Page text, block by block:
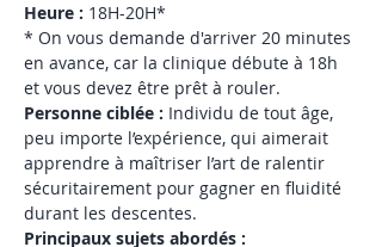
Heure : 18H-20H*
* On vous demande d'arriver 20 minutes
en avance, car la clinique débute à 18h
et vous devez être prêt à rouler.
Personne ciblée : Individu de tout âge,
peu importe l’expérience, qui aimerait
apprendre à maîtriser l’art de ralentir
sécuritairement pour gagner en fluidité
durant les descentes.
Principaux sujets abordés :